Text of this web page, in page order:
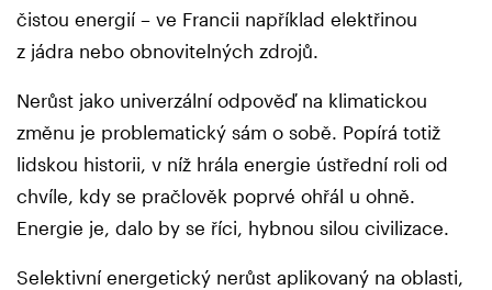
čistou energií – ve Francii například elektřinou
z jádra nebo obnovitelných zdrojů.
Nerůst jako univerzální odpověď na klimatickou
změnu je problematický sám o sobě. Popírá totiž
lidskou historii, v níž hrála energie ústřední roli od
chvíle, kdy se pračlověk poprvé ohřál u ohně.
Energie je, dalo by se říci, hybnou silou civilizace.
Selektivní energetický nerůst aplikovaný na oblasti,